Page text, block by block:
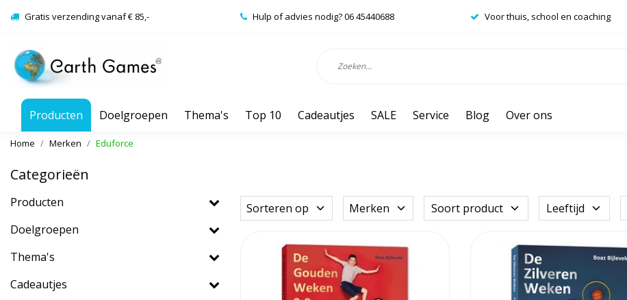
Gratis verzending vanaf € 85,- Hulp of advies nodig? 06 45440688 Voor thuis, school en coaching
Producten Doelgroepen Thema's Top 10 Cadeautjes SALE Service Blog Over ons
Home Merken Eduforce
Categorieën
Producten
Doelgroepen
Thema's
Cadeautjes
Sorteren op Merken Soort product Leeftijd